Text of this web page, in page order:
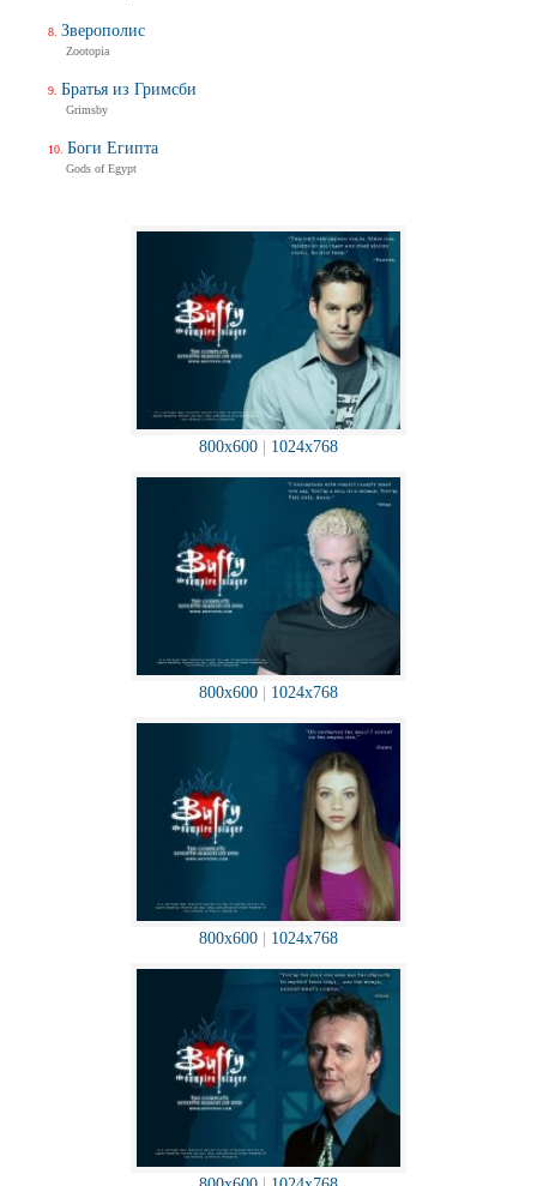
800x600 1024x768
800x600 1024x768
800x600 1024x768
Зверополис
Zootopia
Братья из Гримсби
Grimsby
Боги Египта
Gods of Egypt